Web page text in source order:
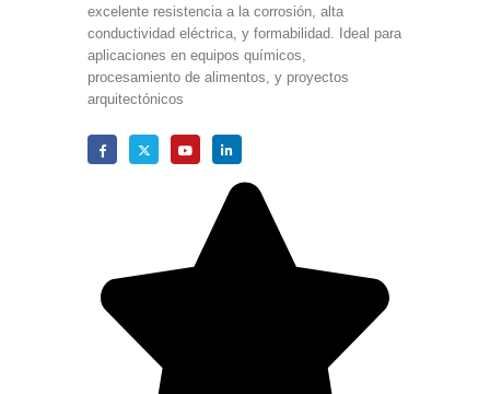
excelente resistencia a la corrosión, alta
conductividad eléctrica, y formabilidad. Ideal para
aplicaciones en equipos químicos,
procesamiento de alimentos, y proyectos
arquitectónicos